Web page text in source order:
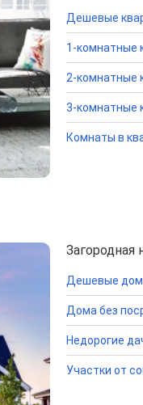
Дешевые
1-комнатные
2-комнатные
3-комнатные
Комнаты в
Дешевые
Дома без
Недорогие
Участки от